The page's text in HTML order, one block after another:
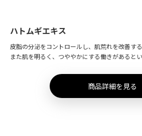
ハトムギエキス
皮脂の分泌をコントロールし、肌荒れを改善す
また肌を明るく、つややかにする働きがあるとい
商品詳細を見る